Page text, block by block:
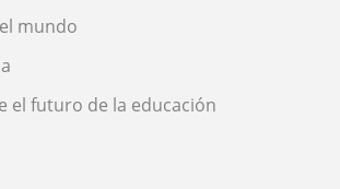
mundo
el futuro de la educación